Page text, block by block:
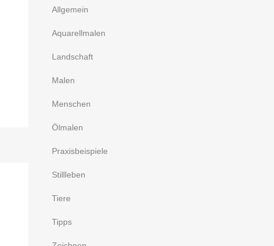
Allgemein
Aquarellmalen
Landschaft
Malen
Menschen
Ölmalen
Praxisbeispiele
Stillleben
Tiere
Tipps